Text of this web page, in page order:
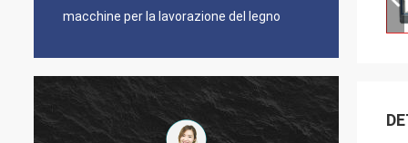
macchine per la lavorazione del legno